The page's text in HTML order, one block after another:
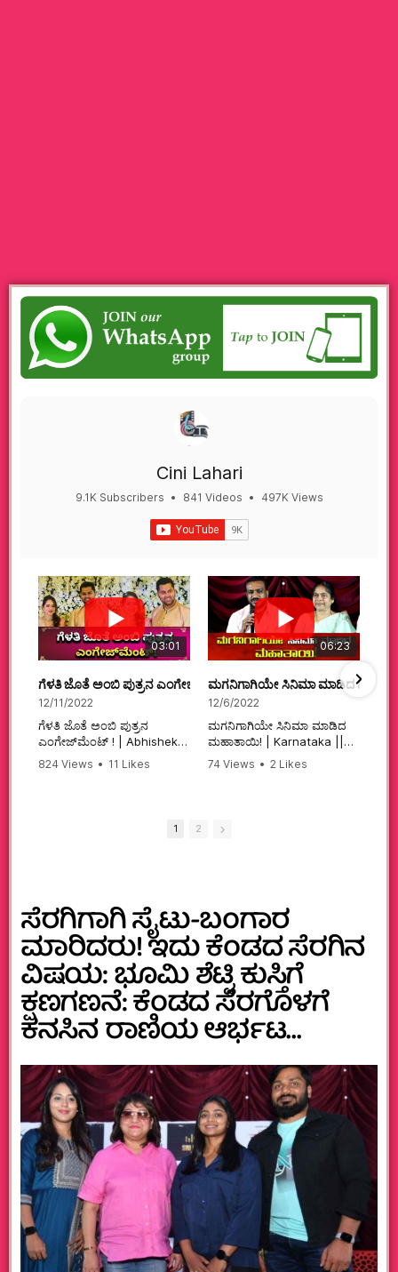
Cini Lahari
9.1K Subscribers • 841 Videos • 497K Views
03:01
ಗೆಳತಿ ಜೊತೆ ಅಂಬಿ ಪುತ್ರನ ಎಂಗೇಜ್‌ಮೆಂಟ್ ! | Abhishek Ambareesh |
12/11/2022
ಗೆಳತಿ ಜೊತೆ ಅಂಬಿ ಪುತ್ರನ
ಎಂಗೇಜ್‌ಮೆಂಟ್ ! | Abhishek
Ambareesh | Aviva ||
824 Views • 11 Likes
06:23
ಮಗನಿಗಾಗಿಯೇ ಸಿನಿಮಾ ಮಾಡಿದ
12/6/2022
ಮಗನಿಗಾಗಿಯೇ ಸಿನಿಮಾ ಮಾಡಿದ
ಮಹಾತಾಯಿ! | Karnataka ||
74 Views • 2 Likes
1 2
ಸೆರಗಿಗಾಗಿ ಸೈಟು-ಬಂಗಾರ
ಮಾರಿದರು! ಇದು ಕೆಂಡದ‌ ಸೆರಗಿನ
ವಿಷಯ: ಭೂಮಿ ಶೆಟ್ಟಿ ಕುಸ್ತಿಗೆ
ಕ್ಷಣಗಣನೆ: ಕೆಂಡದ‌ ಸೆರಗೊಳಗೆ
ಕನಸಿನ ರಾಣಿಯ ಆರ್ಭಟ…